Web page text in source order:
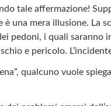
tale affermazione!
una mera illusione. La
pedoni, i quali saranno
e pericolo.
qualcuno vuole